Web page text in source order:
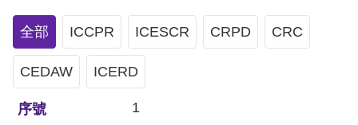
人
權
業
務
全部 ICCPR ICESCR CRPD CRC
CEDAW ICERD
1